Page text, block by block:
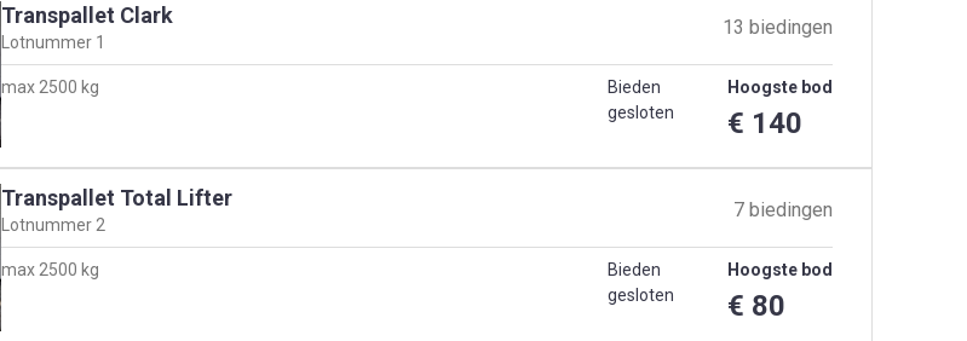
Transpallet Clark
Lotnummer 1
13 biedingen
max 2500 kg
Bieden
gesloten
Hoogste bod
€ 140
Transpallet Total Lifter
Lotnummer2
7 biedingen
max 2500 kg
Bieden
gesloten
Hoogste bod
€ 80